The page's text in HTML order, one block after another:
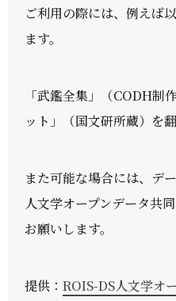
ご利用の際には、例えば
ます。
「武鑑全集」（CODH制
ット」（国文研所蔵）を
また可能な場合には、デ
人文学オープンデータ共
お願いします。
提供：ROIS-DS人文学オ